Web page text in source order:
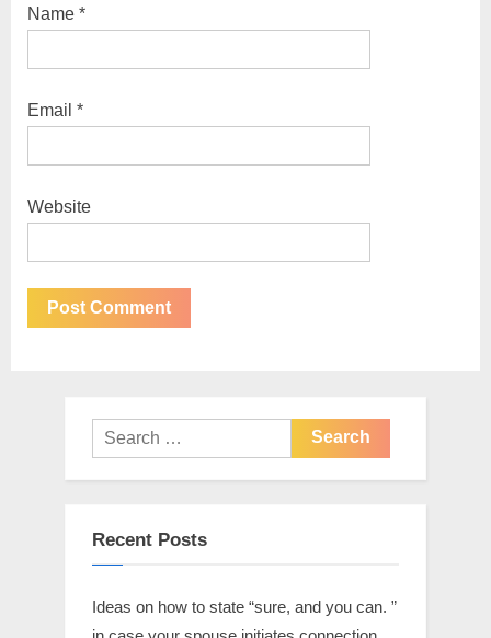
Name *
Email *
Website
Recent Posts
Ideas on how to state “sure, and you can. ”